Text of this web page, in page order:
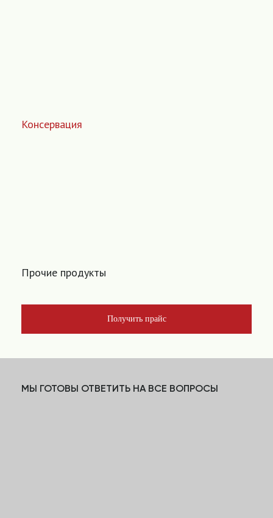
Консервация
Прочие продукты
Получить прайс
МЫ ГОТОВЫ ОТВЕТИТЬ НА ВСЕ ВОПРОСЫ